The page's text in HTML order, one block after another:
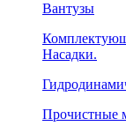
Вантузы
Насадки.
Прочистные